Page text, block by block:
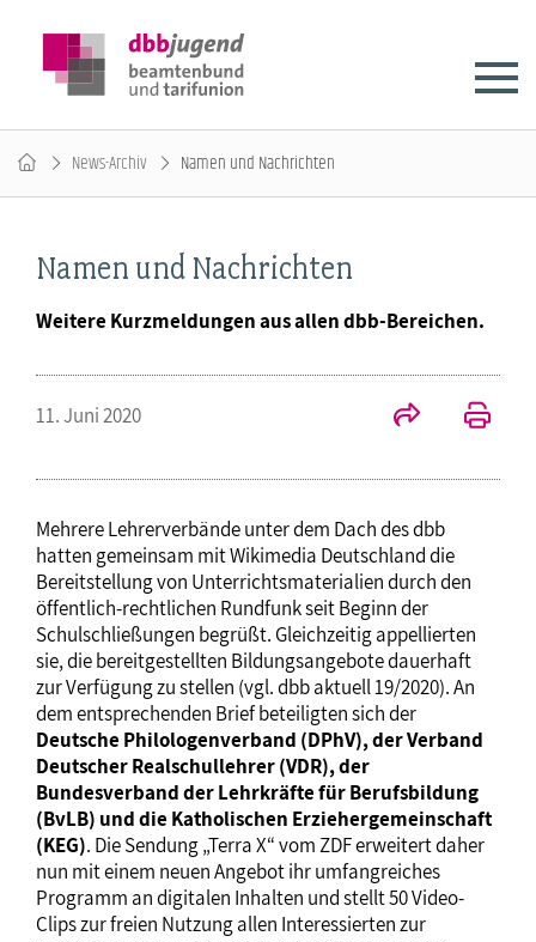
News-Archiv Namen und Nachrichten
Namen und Nachrichten
Weitere Kurzmeldungen aus allen dbb-Bereichen.
11. Juni 2020
Mehrere Lehrerverbände unter dem Dach des dbb
hatten gemeinsam mit Wikimedia Deutschland die
Bereitstellung von Unterrichtsmaterialien durch den
öffentlich-rechtlichen Rundfunk seit Beginn der
Schulschließungen begrüßt. Gleichzeitig appellierten
sie, die bereitgestellten Bildungsangebote dauerhaft
zur Verfügung zu stellen (vgl. dbb aktuell 19/2020). An
dem entsprechenden Brief beteiligten sich der
Deutsche Philologenverband (DPhV), der Verband
Deutscher Realschullehrer (VDR), der
Bundesverband der Lehrkräfte für Berufsbildung
(BvLB) und die Katholischen Erziehergemeinschaft
(KEG). Die Sendung „Terra X“ vom ZDF erweitert daher
nun mit einem neuen Angebot ihr umfangreiches
Programm an digitalen Inhalten und stellt 50 Video-
Clips zur freien Nutzung allen Interessierten zur